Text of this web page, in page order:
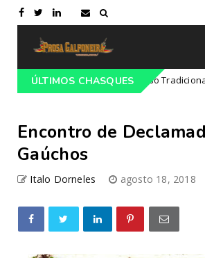
ÚLTIMOS CHASQUES
do 68º Congresso Tradicionalista
Encontro de
Gaúchos
Italo Dorneles agosto 18, 2018